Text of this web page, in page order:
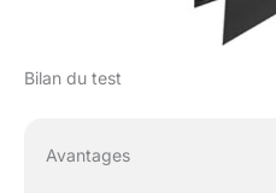
Bilan du test
Avantages